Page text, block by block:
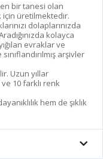
bir tanesi olan
için üretilmektedir.
dolaplarınızda
kolayca
evraklar ve
arşivler
Uzun yıllar
10 farklı renk
hem de şıklık